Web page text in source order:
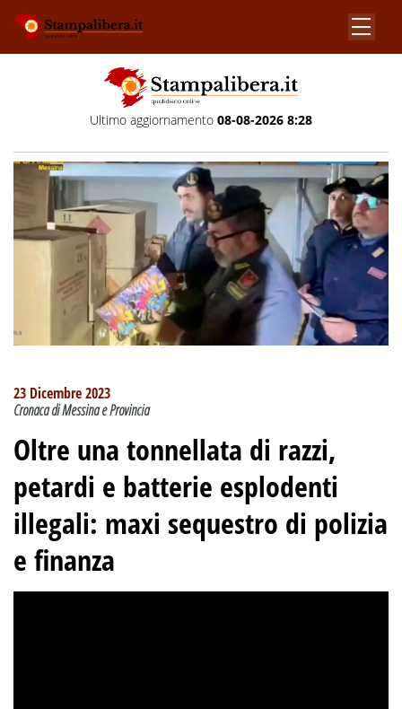
Ultimo aggiornamento 08-08-2026 8:28
23 Dicembre 2023
Cronaca di Messina e Provincia
Oltre una tonnellata di razzi,
petardi e batterie esplodenti
illegali: maxi sequestro di polizia
e finanza